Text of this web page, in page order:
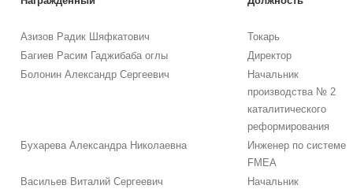
Азизов Радик Шяфкатович
Токарь
Багиев Расим Гаджибаба оглы
Директор
Болонин Александр Сергеевич
Начальник
производства № 2
каталитического
реформирования
Бухарева Александра Николаевна
Инженер по системе
FMEA
Васильев Виталий Сергеевич
Начальник